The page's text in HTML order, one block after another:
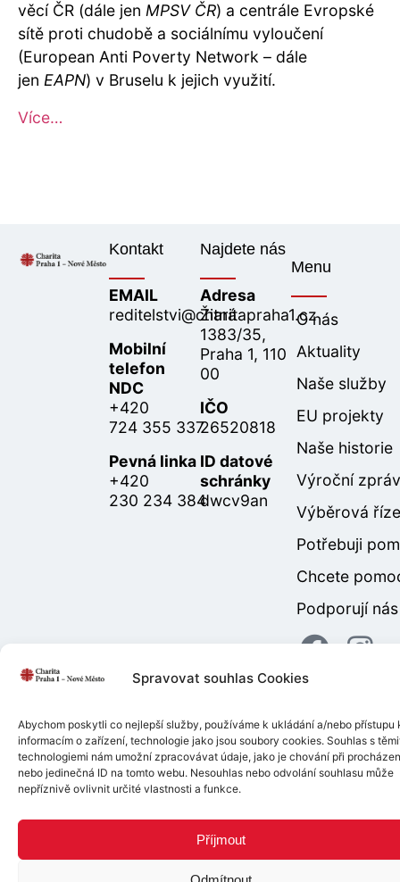
Spravovat souhlas Cookies
Abychom poskytli co nejlepší služby, používáme k ukládání a/nebo přístupu
informacím o zařízení, technologie jako jsou soubory cookies. Souhlas s
technologiemi nám umožní zpracovávat údaje, jako je chování při
nebo jedinečná ID na tomto webu. Nesouhlas nebo odvolání souhlasu může
nepříznivě ovlivnit určité vlastnosti a funkce.
Příjmout
věcí ČR (dále jen MPSV ČR) a centrále Evropské
sítě proti chudobě a sociálnímu vyloučení
(European Anti Poverty Network – dále
jen EAPN) v Bruselu k jejich využití.
Více…
Kontakt
EMAIL
reditelstvi@charitapraha1.cz
Mobilní
telefon
NDC
+420
724 355 337
Pevná linka
+420
230 234 384
Najdete nás
Adresa
Žitná
1383/35,
Praha 1, 110
00
IČO
26520818
ID datové
schránky
dwcv9an
Menu
O nás
Aktuality
Naše služby
EU projekty
Naše historie
Výroční
Výběrová
Potřebuji
Chcete
Podporují nás
Copyright © 2026 |Mapa
webu|GDPR| Zásady
cookies
Tvorba web stránekpro
Charitapraha1.cz